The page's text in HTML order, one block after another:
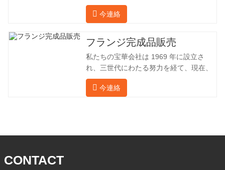
油田でフランジを加工し、間接的に外国
（ドイツ、ロシア）に輸出してきまし
社は海外の顧客と直接輸出入し、第三者
手数料を回避して、強力な製品品質と低
価格を確保したいと考えています。以下
の表はこの製品の情報です。以下に当社
の簡単な紹介をさせていただきます。 材
料 4130-75K 硬度 207-237 内径 57.76 外
今連絡
フランジ完成品販売
私たちの宝華会社は 1969 年に設立さ
れ、三世代にわたる努力を経て、現在、
敷地面積は 50,000 平方メートル、建築
面積は 25,000 平方メートルです。従業
電、石油機械部品、建設機械、鉱業、冶
今連絡
CONTACT